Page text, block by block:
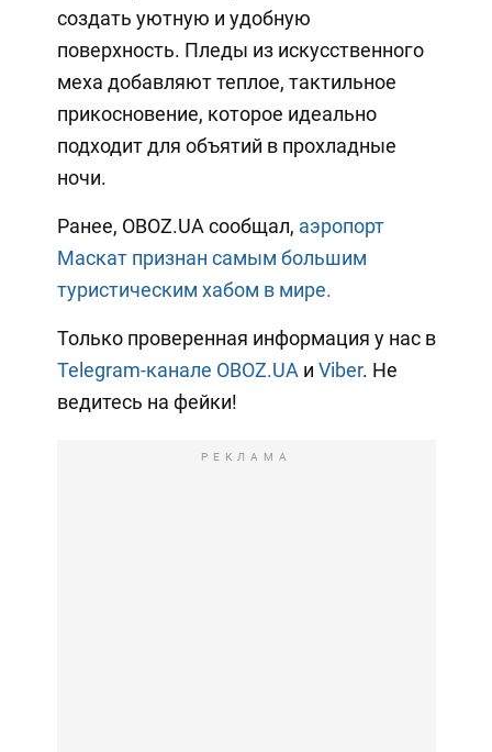
создать уютную и удобную
поверхность. Пледы из искусственного
меха добавляют теплое, тактильное
прикосновение, которое идеально
подходит для объятий в прохладные
ночи.
Ранее, OBOZ.UA сообщал, аэропорт
Маскат признан самым большим
туристическим хабом в мире.
Только проверенная информация у нас в
Telegram-канале OBOZ.UAи Viber. Не
ведитесь на фейки!
РЕКЛАМА